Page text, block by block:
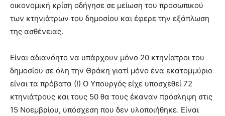
οικονομική κρίση οδήγησε σε μείωση του προσωπικού
των κτηνιάτρων του δημοσίου και έφερε την εξάπλωση
της ασθένειας.
Είναι αδιανόητο να υπάρχουν μόνο 20 κτηνίατροι του
δημοσίου σε όλη την Θράκη γιατί μόνο ένα εκατομμύριο
είναι τα πρόβατα (!) Ο Υπουργός είχε υποσχεθεί 72
κτηνιάτρους και τους 50 θα τους έκαναν πρόσληψη στις
15 Νοεμβρίου, υπόσχεση που δεν υλοποιήθηκε. Είναι